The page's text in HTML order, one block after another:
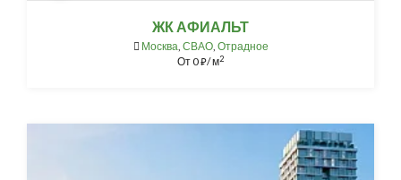
ЖК АФИАЛЬТ
Москва, СВАО, Отрадное
От0⃏/ м2